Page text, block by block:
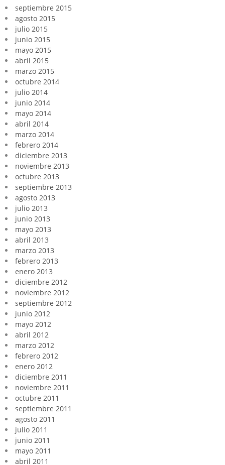
septiembre 2015
agosto 2015
julio 2015
junio 2015
mayo 2015
abril 2015
marzo 2015
octubre 2014
julio 2014
junio 2014
mayo 2014
abril 2014
marzo 2014
febrero 2014
diciembre 2013
noviembre 2013
octubre 2013
septiembre 2013
agosto 2013
julio 2013
junio 2013
mayo 2013
abril 2013
marzo 2013
febrero 2013
enero 2013
diciembre 2012
noviembre 2012
septiembre 2012
junio 2012
mayo 2012
abril 2012
marzo 2012
febrero 2012
enero 2012
diciembre 2011
noviembre 2011
octubre 2011
septiembre 2011
agosto 2011
julio 2011
junio 2011
mayo 2011
abril 2011